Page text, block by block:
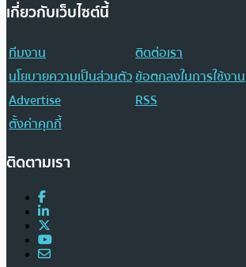
เกี่ยวกับเว็บไซต์นี้
ทีมงาน
ติดต่อเรา
นโยบายความเป็นส่วนตัวข้อตกลงในการใช้งาน
Advertise
RSS
ตั้งค่าคุกกี้
ติดตามเรา